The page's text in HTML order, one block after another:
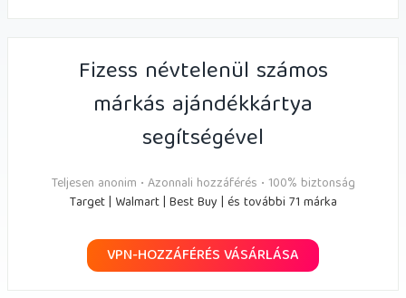
Fizess névtelenül számos
márkás ajándékkártya
segítségével
Teljesen anonim • Azonnali hozzáférés • 100% biztonság
Target | Walmart | Best Buy | és további 71 márka
VPN-HOZZÁFÉRÉS VÁSÁRLÁSA